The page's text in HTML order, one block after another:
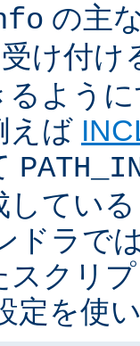
の主
け付け
よう
えば
してい
ドラで
スクリ
定を使